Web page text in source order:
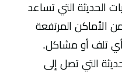
الحديثة التي تساعد
الأماكن المرتفعة
أي تلف أو مشاكل.
التي تصل إلى